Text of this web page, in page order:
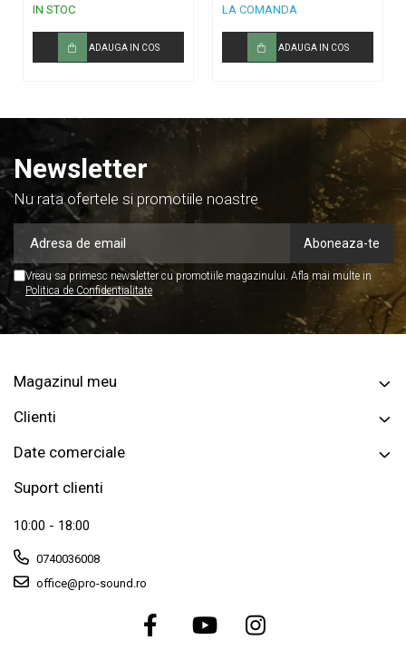
IN STOC
ADAUGA IN COS
LA COMANDA
ADAUGA IN COS
Newsletter
Nu rata ofertele si promotiile noastre
Vreau sa primesc newsletter cu promotiile magazinului. Afla mai multe in
Politica de Confidentialitate
Magazinul meu
Clienti
Date comerciale
Suport clienti
10:00 - 18:00
0740036008
office@pro-sound.ro